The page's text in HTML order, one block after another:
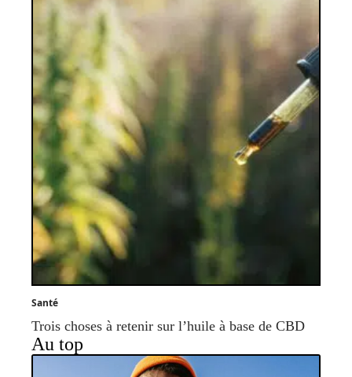
Santé
Trois choses à retenir sur l’huile à base de CBD
Au top